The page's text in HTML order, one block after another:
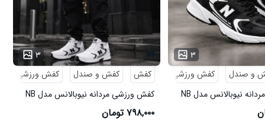
۳
و صندل
کفش ورزشی
کفش ورزشی مردانه نیوبالانس مدل NB
۳
کفش
کفش و صندل
کفش ورزشی
کفش ورزشی مردانه نیوبالانس مدل NB
سفید
۷۹۸,۰۰۰ تومان